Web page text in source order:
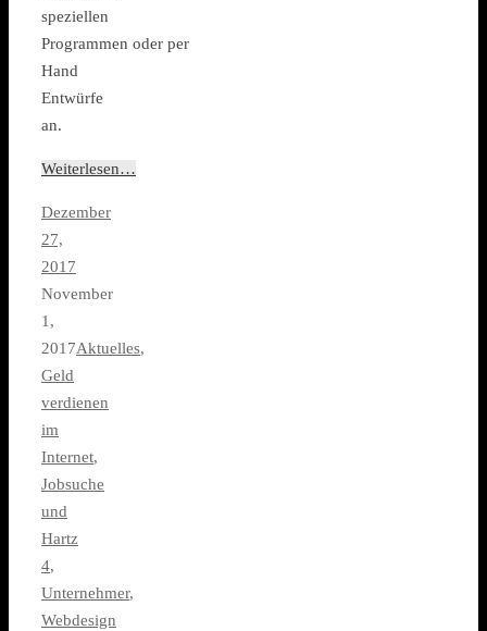
speziellen
Programmen oder per
Hand
Entwürfe
an.
Weiterlesen…
Dezember
27,
2017
November
1,
2017Aktuelles,
Geld
verdienen
im
Internet,
Jobsuche
und
Hartz
4,
Unternehmer,
Webdesign